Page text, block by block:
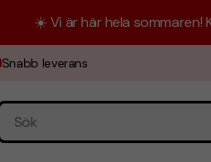
☀️ Vi är här hela sommaren!
Snabb leverans